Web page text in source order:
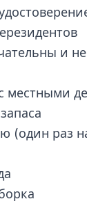
и
местными
(один раз